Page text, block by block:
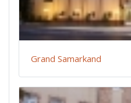
Grand Samarkand